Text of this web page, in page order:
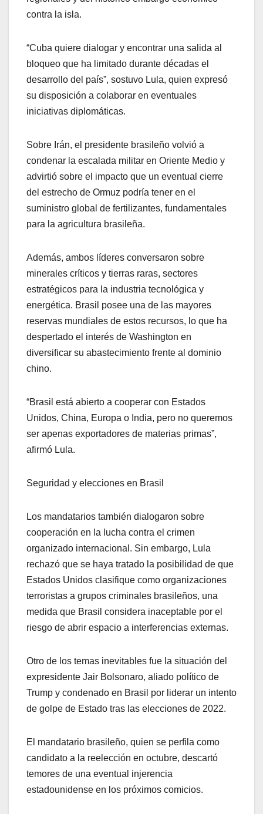
contra la isla.
“Cuba quiere dialogar y encontrar una salida al
bloqueo que ha limitado durante décadas el
desarrollo del país”, sostuvo Lula, quien expresó
su disposición a colaborar en eventuales
iniciativas diplomáticas.
Sobre Irán, el presidente brasileño volvió a
condenar la escalada militar en Oriente Medio y
advirtió sobre el impacto que un eventual cierre
del estrecho de Ormuz podría tener en el
suministro global de fertilizantes, fundamentales
para la agricultura brasileña.
Además, ambos líderes conversaron sobre
minerales críticos y tierras raras, sectores
estratégicos para la industria tecnológica y
energética. Brasil posee una de las mayores
reservas mundiales de estos recursos, lo que ha
despertado el interés de Washington en
diversificar su abastecimiento frente al dominio
chino.
“Brasil está abierto a cooperar con Estados
Unidos, China, Europa o India, pero no queremos
ser apenas exportadores de materias primas”,
afirmó Lula.
Seguridad y elecciones en Brasil
Los mandatarios también dialogaron sobre
cooperación en la lucha contra el crimen
organizado internacional. Sin embargo, Lula
rechazó que se haya tratado la posibilidad de que
Estados Unidos clasifique como organizaciones
terroristas a grupos criminales brasileños, una
medida que Brasil considera inaceptable por el
riesgo de abrir espacio a interferencias externas.
Otro de los temas inevitables fue la situación del
expresidente Jair Bolsonaro, aliado político de
Trump y condenado en Brasil por liderar un intento
de golpe de Estado tras las elecciones de 2022.
El mandatario brasileño, quien se perfila como
candidato a la reelección en octubre, descartó
temores de una eventual injerencia
estadounidense en los próximos comicios.